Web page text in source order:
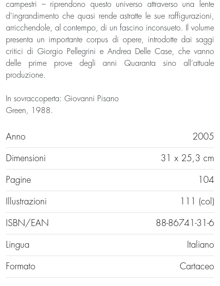
campestri – riprendono questo universo attraverso una lente
d’ingrandimento che quasi rende astratte le sue raffigurazioni,
arricchendole, al contempo, di un fascino inconsueto. Il volume
presenta un importante corpus di opere, introdotte dai saggi
critici di Giorgio Pellegrini e Andrea Delle Case, che vanno
delle prime prove degli anni Quaranta sino all’attuale
produzione.
In sovraccoperta: Giovanni Pisano
Green, 1988.
Anno 2005
Dimensioni 31 x 25,3 cm
Pagine 104
Illustrazioni 111 (col)
ISBN/EAN 88-86741-31-6
Lingua Italiano
Formato Cartaceo